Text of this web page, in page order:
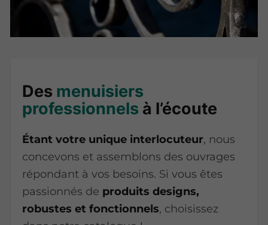
Des menuisiers
professionnels à l’écoute
Étant votre unique interlocuteur, nous
concevons et assemblons des ouvrages
répondant à vos besoins. Si vous êtes
passionnés de produits designs,
robustes et fonctionnels, choisissez